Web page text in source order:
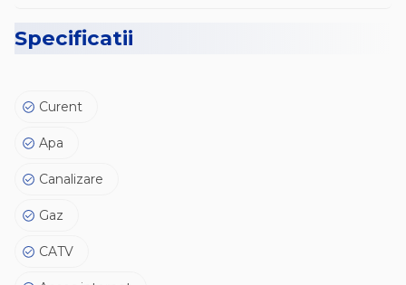
Specificatii
Curent
Apa
Canalizare
Gaz
CATV